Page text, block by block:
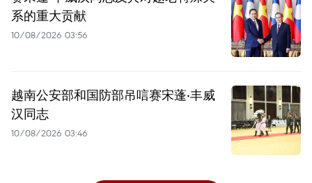
系的重大贡献
10/08/2026 03:56
越南公安部和国防部吊唁赛宋蓬·丰威
汉同志
10/08/2026 03:46